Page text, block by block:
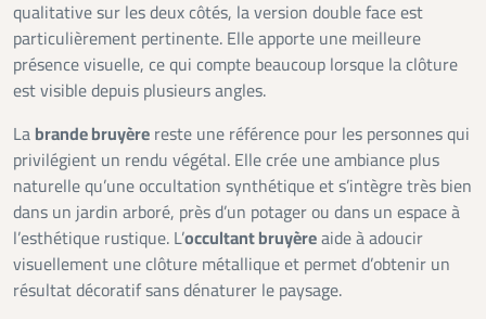
qualitative sur les deux côtés, la version double face est
particulièrement pertinente. Elle apporte une meilleure
présence visuelle, ce qui compte beaucoup lorsque la clôture
est visible depuis plusieurs angles.
La brande bruyère reste une référence pour les personnes qui
privilégient un rendu végétal. Elle crée une ambiance plus
naturelle qu’une occultation synthétique et s’intègre très bien
dans un jardin arboré, près d’un potager ou dans un espace à
l’esthétique rustique. L’occultant bruyèreaide à adoucir
visuellement une clôture métallique et permet d’obtenir un
résultat décoratif sans dénaturer le paysage.